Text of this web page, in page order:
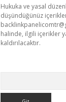
Hukuka ve yasal
düşündüğünüz
halinde, ilgili içerikler
kaldırılacaktır.